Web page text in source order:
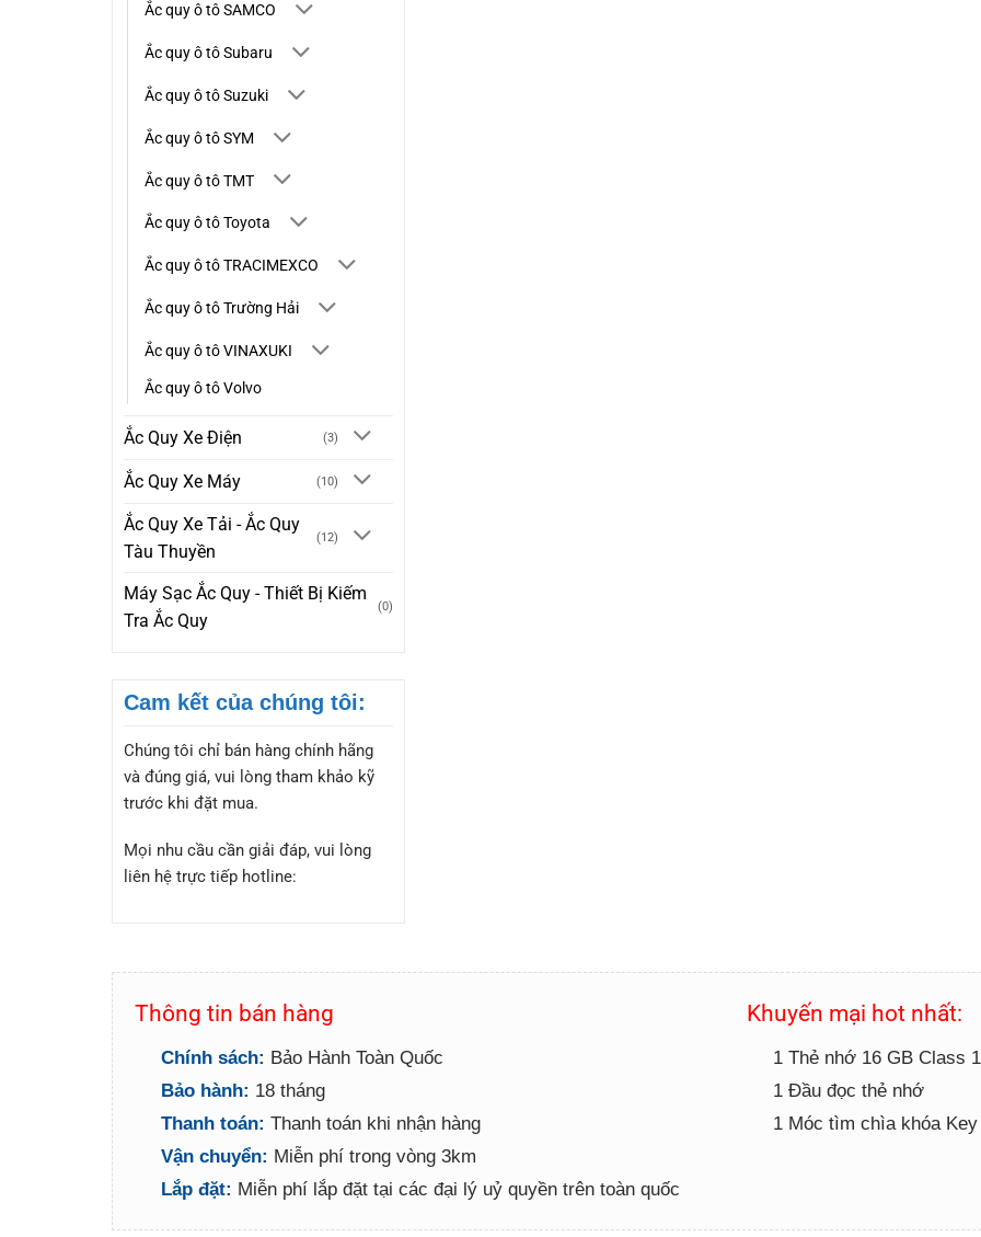
Ắc quy ô tô SAMCO
Ắc quy ô tô Subaru
Ắc quy ô tô Suzuki
Ắc quy ô tô SYM
Ắc quy ô tô TMT
Ắc quy ô tô Toyota
Ắc quy ô tô TRACIMEXCO
Ắc quy ô tô Trường Hải
Ắc quy ô tô VINAXUKI
Ắc quy ô tô Volvo
Ắc Quy Xe Điện (3)
Ắc Quy Xe Máy (10)
Ắc Quy Xe Tải - Ắc Quy
Tàu Thuyền
(12)
Máy Sạc Ắc Quy - Thiết Bị Kiếm
Tra Ắc Quy
(0)
Cam kết của chúng tôi:
Chúng tôi chỉ bán hàng chính hãng
và đúng giá, vui lòng tham khảo kỹ
trước khi đặt mua.
Mọi nhu cầu cần giải đáp, vui lòng
liên hệ trực tiếp hotline:
Thông tin bán hàng
Chính sách: Bảo Hành Toàn Quốc
Bảo hành: 18 tháng
Thanh toán: Thanh toán khi nhận hàng
Vận chuyển: Miễn phí trong vòng 3km
Lắp đặt: Miễn phí lắp đặt tại các đại lý uỷ quyền trên toàn quốc
Khuyến mại hot nhất:
1 Thẻ nhớ 16 GB Class
1 Đầu đọc thẻ nhớ
1 Móc tìm chìa khóa